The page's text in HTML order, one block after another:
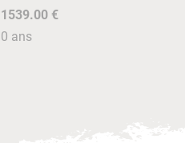
1539.00 €
0 ans